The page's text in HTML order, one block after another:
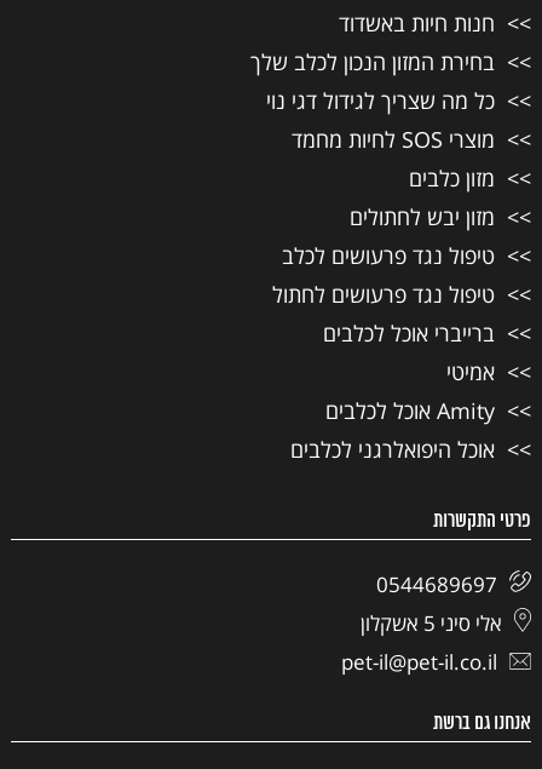
חנות חיות באשדוד
בחירת המזון הנכון לכלב שלך
כל מה שצריך לגידול דגי נוי
מוצרי SOS לחיות מחמד
מזון כלבים
מזון יבש לחתולים
טיפול נגד פרעושים לכלב
טיפול נגד פרעושים לחתול
ברייברי אוכל לכלבים
אמיטי
Amity אוכל לכלבים
אוכל היפואלרגני לכלבים
פרטי התקשרות
0544689697
אלי סיני 5 אשקלון
pet-il@pet-il.co.il
אנחנו גם ברשת